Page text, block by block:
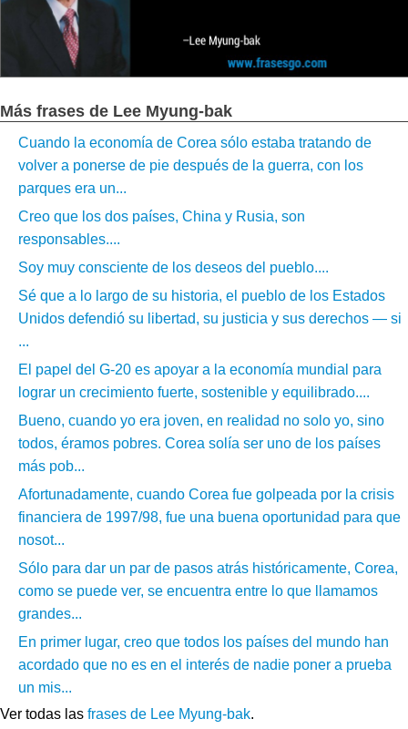
Más frases de Lee Myung-bak
Cuando la economía de Corea sólo estaba tratando de
volver a ponerse de pie después de la guerra, con los
parques era un...
Creo que los dos países, China y Rusia, son
responsables....
Soy muy consciente de los deseos del pueblo....
Sé que a lo largo de su historia, el pueblo de los Estados
Unidos defendió su libertad, su justicia y sus derechos — si
...
El papel del G-20 es apoyar a la economía mundial para
lograr un crecimiento fuerte, sostenible y equilibrado....
Bueno, cuando yo era joven, en realidad no solo yo, sino
todos, éramos pobres. Corea solía ser uno de los países
más pob...
Afortunadamente, cuando Corea fue golpeada por la crisis
financiera de 1997/98, fue una buena oportunidad para que
nosot...
Sólo para dar un par de pasos atrás históricamente, Corea,
como se puede ver, se encuentra entre lo que llamamos
grandes...
En primer lugar, creo que todos los países del mundo han
acordado que no es en el interés de nadie poner a prueba
un mis...
Ver todas las frases de Lee Myung-bak.